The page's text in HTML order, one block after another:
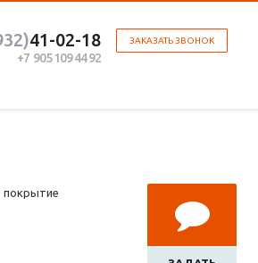
ЗАКАЗАТЬ ЗВОНОК
41-02-18
+7 905 109 44 92
покрытие